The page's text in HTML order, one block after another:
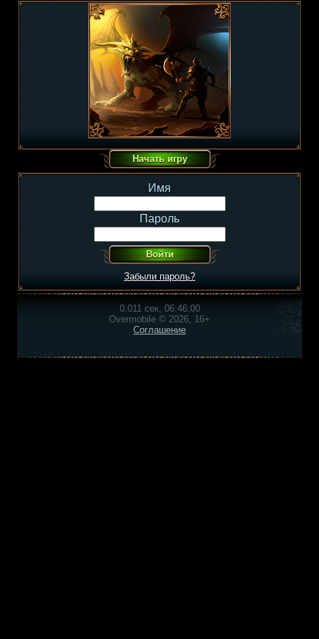
Имя
Пароль
Забыли пароль?
0.011 сек, 06:46:00
Overmobile © 2026, 16+
Соглашение